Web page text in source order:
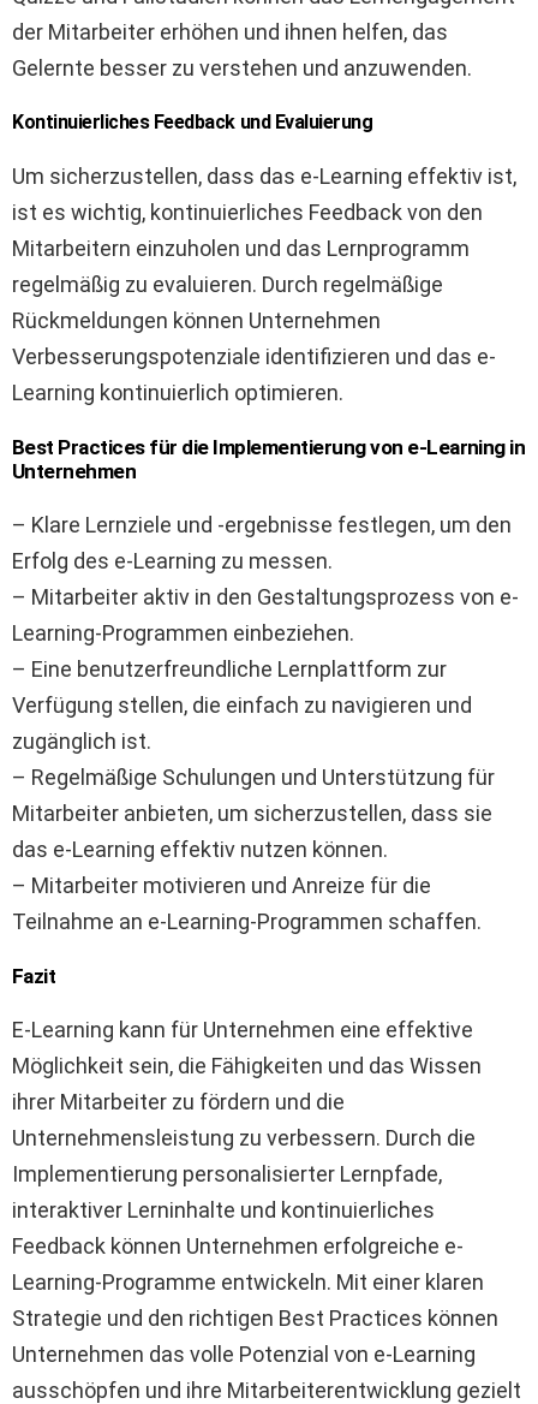
der Mitarbeiter erhöhen und ihnen helfen, das
Gelernte besser zu verstehen und anzuwenden.
Kontinuierliches Feedback und Evaluierung
Um sicherzustellen, dass das e-Learning effektiv ist,
ist es wichtig, kontinuierliches Feedback von den
Mitarbeitern einzuholen und das Lernprogramm
regelmäßig zu evaluieren. Durch regelmäßige
Rückmeldungen können Unternehmen
Verbesserungspotenziale identifizieren und das e-
Learning kontinuierlich optimieren.
Best Practices für die Implementierung von e-Learning in
Unternehmen
– Klare Lernziele und -ergebnisse festlegen, um den
Erfolg des e-Learning zu messen.
– Mitarbeiter aktiv in den Gestaltungsprozess von e-
Learning-Programmen einbeziehen.
– Eine benutzerfreundliche Lernplattform zur
Verfügung stellen, die einfach zu navigieren und
zugänglich ist.
– Regelmäßige Schulungen und Unterstützung für
Mitarbeiter anbieten, um sicherzustellen, dass sie
das e-Learning effektiv nutzen können.
– Mitarbeiter motivieren und Anreize für die
Teilnahme an e-Learning-Programmen schaffen.
Fazit
E-Learning kann für Unternehmen eine effektive
Möglichkeit sein, die Fähigkeiten und das Wissen
ihrer Mitarbeiter zu fördern und die
Unternehmensleistung zu verbessern. Durch die
Implementierung personalisierter Lernpfade,
interaktiver Lerninhalte und kontinuierliches
Feedback können Unternehmen erfolgreiche e-
Learning-Programme entwickeln. Mit einer klaren
Strategie und den richtigen Best Practices können
Unternehmen das volle Potenzial von e-Learning
ausschöpfen und ihre Mitarbeiterentwicklung gezielt